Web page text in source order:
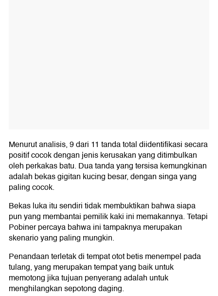
Menurut analisis, 9 dari 11 tanda total diidentifikasi secara
positif cocok dengan jenis kerusakan yang ditimbulkan
oleh perkakas batu. Dua tanda yang tersisa kemungkinan
adalah bekas gigitan kucing besar, dengan singa yang
paling cocok.
Bekas luka itu sendiri tidak membuktikan bahwa siapa
pun yang membantai pemilik kaki ini memakannya. Tetapi
Pobiner percaya bahwa ini tampaknya merupakan
skenario yang paling mungkin.
Penandaan terletak di tempat otot betis menempel pada
tulang, yang merupakan tempat yang baik untuk
memotong jika tujuan penyerang adalah untuk
menghilangkan sepotong daging.